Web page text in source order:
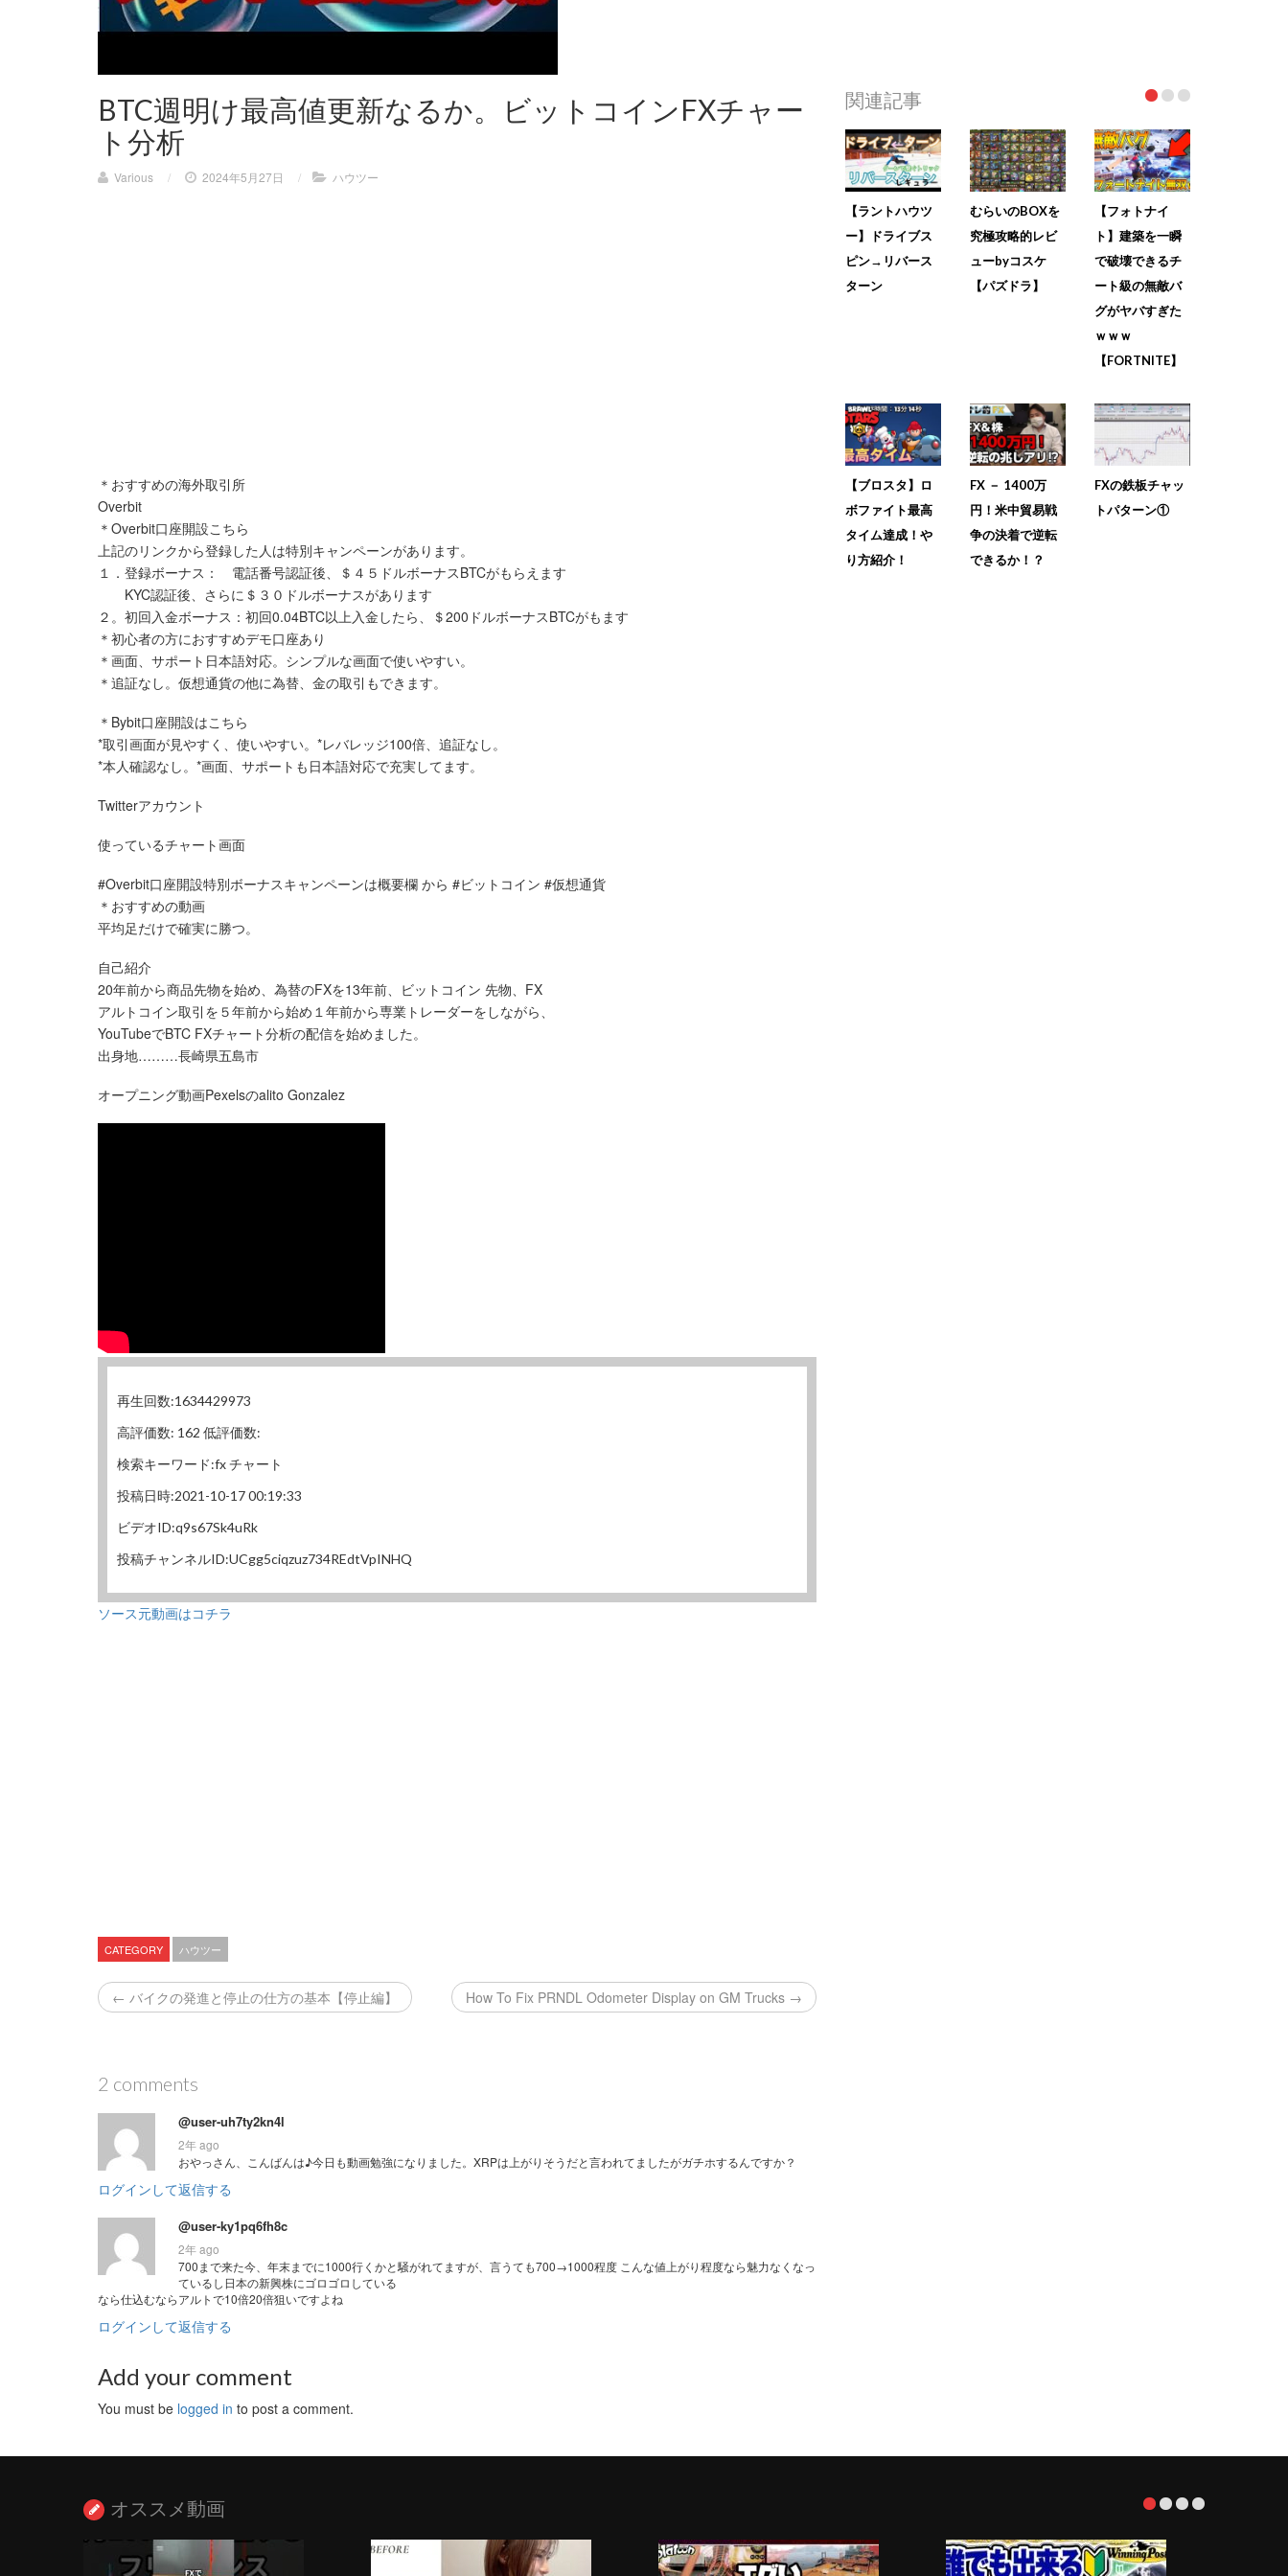
BTC週明け最高値更新なるか。ビットコインFXチャー
ト分析
Various / 2024年5月27日 / ハウツー
＊おすすめの海外取引所
Overbit
＊Overbit口座開設こちら
上記のリンクから登録した人は特別キャンペーンがあります。
１．登録ボーナス： 電話番号認証後、＄４５ドルボーナスBTCがもらえます
KYC認証後、さらに＄３０ドルボーナスがあります
２。初回入金ボーナス：初回0.04BTC以上入金したら、＄200ドルボーナスBTCがもます
＊初心者の方におすすめデモ口座あり
＊画面、サポート日本語対応。シンプルな画面で使いやすい。
＊追証なし。仮想通貨の他に為替、金の取引もできます。
＊Bybit口座開設はこちら
*取引画面が見やすく、使いやすい。*レバレッジ100倍、追証なし。
*本人確認なし。*画面、サポートも日本語対応で充実してます。
Twitterアカウント
使っているチャート画面
#Overbit口座開設特別ボーナスキャンペーンは概要欄 から #ビットコイン #仮想通貨
＊おすすめの動画
平均足だけで確実に勝つ。
自己紹介
20年前から商品先物を始め、為替のFXを13年前、ビットコイン 先物、FX
アルトコイン取引を５年前から始め１年前から専業トレーダーをしながら、
YouTubeでBTC FXチャート分析の配信を始めました。
出身地………長崎県五島市
オープニング動画Pexelsのalito Gonzalez
再生回数:1634429973
高評価数: 162 低評価数:
検索キーワード:fx チャート
投稿日時:2021-10-17 00:19:33
ビデオID:q9s67Sk4uRk
投稿チャンネルID:UCgg5ciqzuz734REdtVpINHQ
ソース元動画はコチラ
CATEGORY ハウツー
← バイクの発進と停止の仕方の基本【停止編】 How To Fix PRNDL Odometer Display on GM Trucks →
2 comments
@user-uh7ty2kn4l
2年 ago
おやっさん、こんばんは♪今日も動画勉強になりました。XRPは上がりそうだと言われてましたがガチホするんですか？
ログインして返信する
@user-ky1pq6fh8c
2年 ago
700まで来た今、年末までに1000行くかと騒がれてますが、言うても700→1000程度 こんな値上がり程度なら魅力なくなっ
ているし日本の新興株にゴロゴロしている
なら仕込むならアルトで10倍20倍狙いですよね
ログインして返信する
Add your comment
You must be logged in to post a comment.
関連記事
【ラントハウツ
ー】ドライブス
ピン→リバース
ターン
むらいのBOXを
究極攻略的レビ
ューbyコスケ
【パズドラ】
【フォトナイ
ト】建築を一瞬
で破壊できるチ
ート級の無敵バ
グがヤバすぎた
ｗｗｗ
【FORTNITE】
【ブロスタ】ロ
ボファイト最高
タイム達成！や
り方紹介！
FX － 1400万
円！米中貿易戦
争の決着で逆転
できるか！？
FXの鉄板チャッ
トパターン①
オススメ動画